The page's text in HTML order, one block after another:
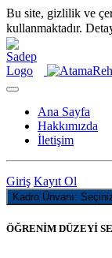
Bu site, gizlilik ve
kullanmaktadır.
Ana Sayfa
Hakkımızda
İletişim
Giriş Kayıt Ol
Kadro Ünvanı:
ÖĞRENİM DÜZEYİ